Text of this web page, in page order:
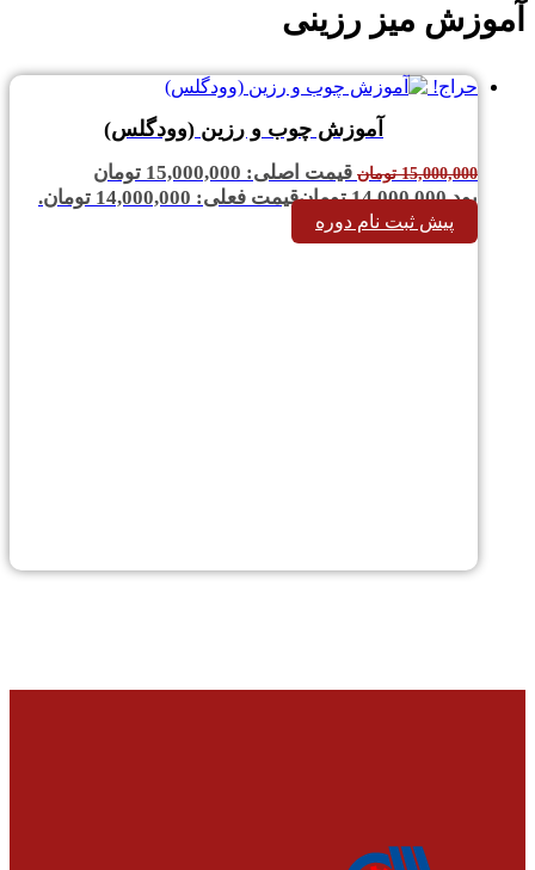
آموزش میز رزینی
حراج!
آموزش چوب و رزین (وودگلس)
15,000,000 تومان
قیمت اصلی: 15,000,000 تومان
بود.14,000,000 تومانقیمت فعلی: 14,000,000 تومان.
پیش ثبت نام دوره